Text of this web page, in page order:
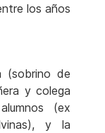
los años
(sobrino de
y colega
(ex
y la